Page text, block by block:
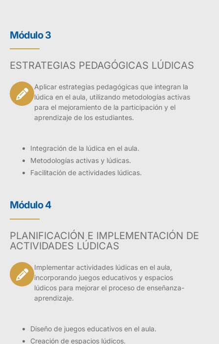
Módulo 3
ESTRATEGIAS PEDAGÓGICAS LÚDICAS
Aplicar estrategias pedagógicas que integran la
lúdica en el aula, utilizando metodologías activas
para el mejoramiento de la participación y el
aprendizaje de los estudiantes.
Integración de la lúdica en el aula.
Metodologías activas y lúdicas.
Facilitación de actividades lúdicas.
Módulo 4
PLANIFICACIÓN E IMPLEMENTACIÓN DE
ACTIVIDADES LÚDICAS
Implementar actividades lúdicas en el aula,
incorporando juegos educativos y espacios
lúdicos para mejorar el proceso de enseñanza-
aprendizaje.
Diseño de juegos educativos en el aula.
Creación de espacios lúdicos.